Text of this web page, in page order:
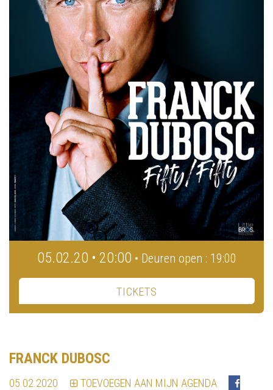
05.02.20 • 20:00 • Deuren open : 19:00
TICKETS
FRANCK DUBOSC
05.02.2020 TOEVOEGEN AAN MIJN AGENDA